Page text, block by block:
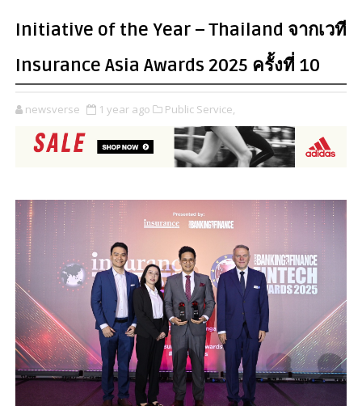
Initiative of the Year – Thailand จากเวที
Insurance Asia Awards 2025 ครั้งที่ 10
newsverse 1 year ago Public Service,